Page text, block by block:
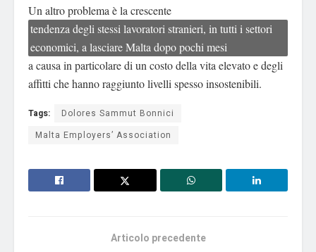
Un altro problema è la crescente
tendenza degli stessi lavoratori stranieri, in tutti i settori
economici, a lasciare Malta dopo pochi mesi
a causa in particolare di un costo della vita elevato e degli
affitti che hanno raggiunto livelli spesso insostenibili.
Tags:
Dolores Sammut Bonnici
Malta Employers’ Association
Articolo precedente